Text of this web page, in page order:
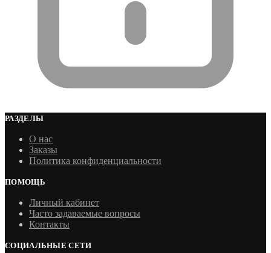
РАЗДЕЛЫ
О нас
Заказы
Политика конфиденциальности
ПОМОЩЬ
Личный кабинет
Часто задаваемые вопросы
Контакты
СОЦИАЛЬНЫЕ СЕТИ